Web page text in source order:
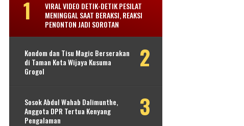
VIRAL VIDEO DETIK-DETIK PESILAT
MENINGGAL SAAT BERAKSI, REAKSI
PENONTON JADI SOROTAN
Kondom dan Tisu Magic Berserakan
di Taman Kota Wijaya Kusuma
Grogol
Sosok Abdul Wahab Dalimunthe,
Anggota DPR Tertua Kenyang
Pengalaman